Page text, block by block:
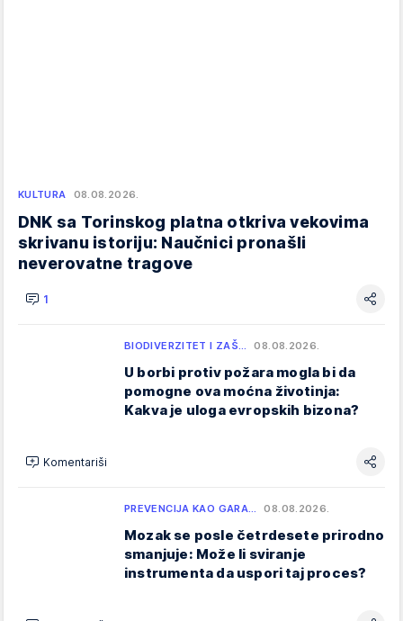
KULTURA 08.08.2026.
DNK sa Torinskog platna otkriva vekovima
skrivanu istoriju: Naučnici pronašli
neverovatne tragove
1
BIODIVERZITET I ZAŠ… 08.08.2026.
U borbi protiv požara mogla bi da
pomogne ova moćna životinja:
Kakva je uloga evropskih bizona?
Komentariši
PREVENCIJA KAO GARA… 08.08.2026.
Mozak se posle četrdesete prirodno
smanjuje: Može li sviranje
instrumenta da uspori taj proces?